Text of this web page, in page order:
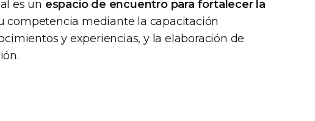
es un espacio de encuentro para fortalecer la
competencia mediante la capacitación
y experiencias, y la elaboración de